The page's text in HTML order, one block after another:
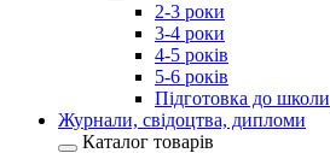
2-3 роки
3-4 роки
4-5 років
5-6 років
Підготовка до школи
Журнали, свідоцтва, дипломи
Каталог товарів